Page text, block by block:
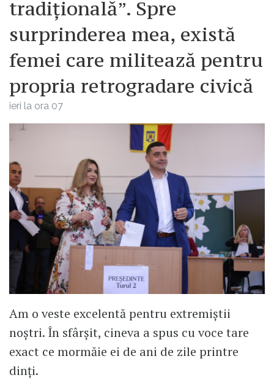
tradițională”. Spre
surprinderea mea, există
femei care militează pentru
propria retrogradare civică
ieri la ora 07
Am o veste excelentă pentru extremiștii
noștri. În sfârșit, cineva a spus cu voce tare
exact ce mormăie ei de ani de zile printre
dinți.